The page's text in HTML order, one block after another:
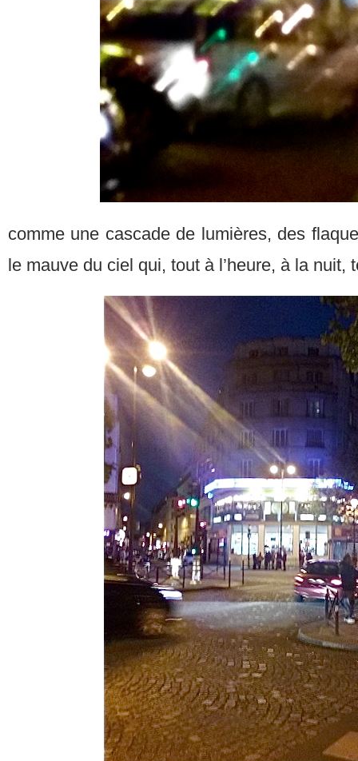
comme une cascade de lumières, des
le mauve du ciel qui, tout à l’heure, à la nuit,